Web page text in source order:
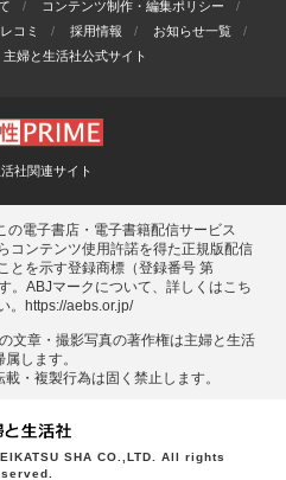
コンテンツ制作・編集ポリシー
コミ 採用情報
お知らせ一覧
主婦と生活社公式サイト
社関連サイト
の電子書店・電子書籍配信サービス
コンテンツ使用許諾を得た正規版配信
とを示す登録商標（登録番号 第
。ABJマークについて、詳しくはこち
。
https://aebs.or.jp/
⽂章・撮影写真の著作権は主婦と⽣活
します。
・複製⾏為は固く禁⽌します。
SHA CO.,LTD. All rights